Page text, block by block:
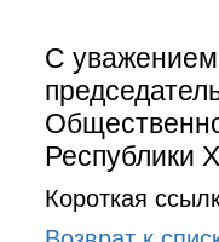
С
Короткая